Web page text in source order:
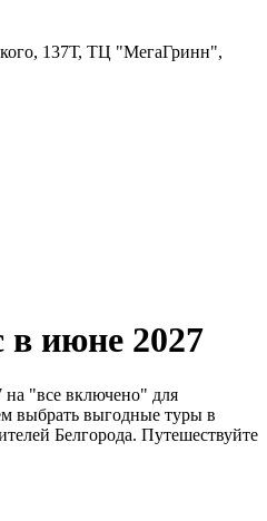
137Т, ТЦ "МегаГринн",
июне 2027
"все включено" для
выбрать выгодные туры в
Белгорода. Путешествуйте